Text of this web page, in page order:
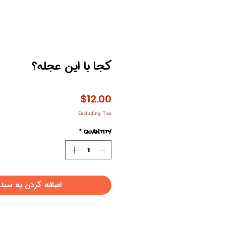
کجا با این عجله؟
$12.00
Excluding Tax
Quantity
*
اضافه کردن به